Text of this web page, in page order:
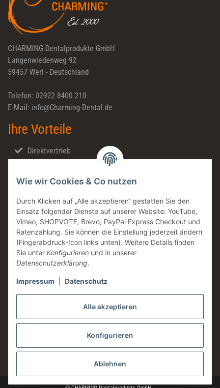
Alle akzeptieren
Konfigurieren
Ablehnen
Wie wir Cookies & Co nutzen
Durch Klicken auf „Alle akzeptieren“ gestatten Sie den
Einsatz folgender Dienste auf unserer Website: YouTube,
Vimeo, SHOPVOTE, Brevo, PayPal Express Checkout und
Ratenzahlung. Sie können die Einstellung jederzeit ändern
(Fingerabdruck-Icon links unten). Weitere Details finden
Sie unter Konfigurieren und in unserer
Datenschutzerklärung.
Impressum Datenschutz
CHARMING Dentalprodukte GmbH
Langenwiedenweg 92
59457 Werl - Deutschland
Telefon: 02922 8400 210
E-Mail: info@Charming-Dental.de
Ihre Vorteile
Direktvertrieb
Made in Germany
Familienunternehmen
Zahntechnische Beratung
DE & AT Versandkostenfrei ab 200 € / netto
Informationen
Rechtliches
* Alle Preise zzgl. gesetzlicher USt., zzgl.